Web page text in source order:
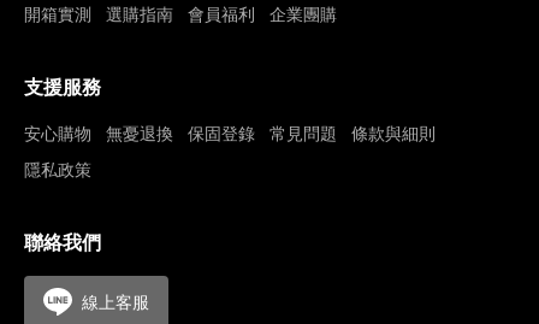
開箱實測 選購指南 會員福利 企業團購
支援服務
安心購物 無憂退換 保固登錄 常見問題
條款與細則
隱私政策
聯絡我們
線上客服